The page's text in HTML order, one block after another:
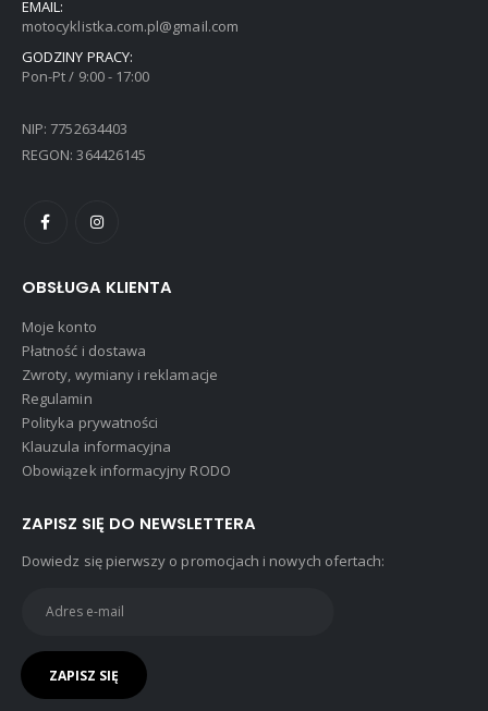
EMAIL:
motocyklistka.com.pl@gmail.com
GODZINY PRACY:
Pon-Pt / 9:00 - 17:00
NIP: 7752634403
REGON: 364426145
OBSŁUGA KLIENTA
Moje konto
Płatność i dostawa
Zwroty, wymiany i reklamacje
Regulamin
Polityka prywatności
Klauzula informacyjna
Obowiązek informacyjny RODO
ZAPISZ SIĘ DO NEWSLETTERA
Dowiedz się pierwszy o promocjach i nowych ofertach: